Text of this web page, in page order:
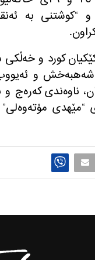
و “كوشتنی به‌
.
كورد و خه‌ڵكی
شه‌هبه‌خش و
ناوه‌ندی كه‌ره‌ج
“مێهدی مۆته‌وه‌لی”